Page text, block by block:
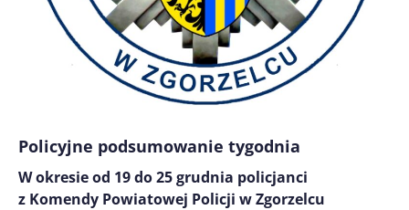
Policyjne podsumowanie tygodnia
W okresie od 19 do 25 grudnia policjanci
z Komendy Powiatowej Policji w Zgorzelcu